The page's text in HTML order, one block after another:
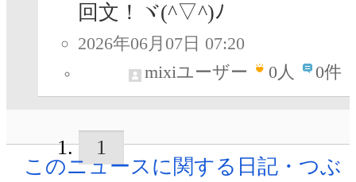
回文！ヾ(^▽^)ﾉ
2026年06月07日 07:20
mixiユーザー
0人 0件
1
このニュースに関する日記・つぶ